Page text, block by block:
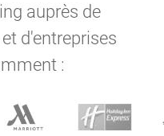
auprès de
d'entreprises
: